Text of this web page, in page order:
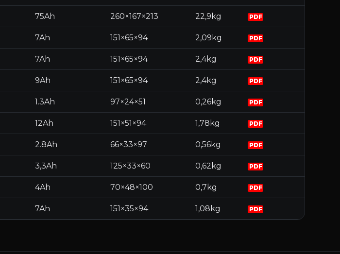
75Ah 260×167×213 22,9kg PDF
7Ah 151×65×94 2,09kg PDF
7Ah 151×65×94 2,4kg PDF
9Ah 151×65×94 2,4kg PDF
1.3Ah 97×24×51 0,26kg PDF
12Ah 151×51×94 1,78kg PDF
2.8Ah 66×33×97 0,56kg PDF
3,3Ah 125×33×60 0,62kg PDF
4Ah 70×48×100 0,7kg PDF
7Ah 151×35×94 1,08kg PDF